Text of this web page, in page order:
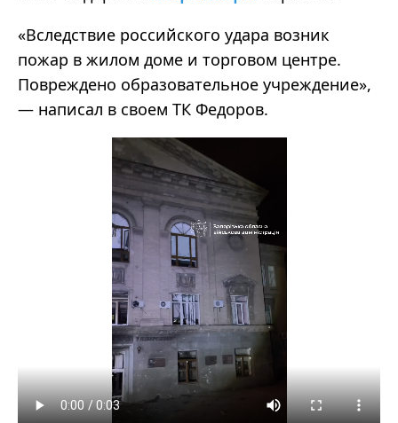
«Вследствие российского удара возник
пожар в жилом доме и торговом центре.
Повреждено образовательное учреждение»,
— написал в своем ТК Федоров.